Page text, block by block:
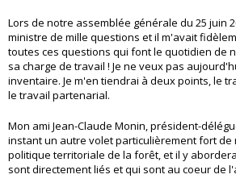
Lors de notre assemblée générale du 25 juin
ministre de mille questions et il m'avait
toutes ces questions qui font le quotidien de
sa charge de travail ! Je ne veux pas
inventaire. Je m'en tiendrai à deux points, le
le travail partenarial.
Mon ami Jean-Claude Monin, président-
instant un autre volet particulièrement fort de
politique territoriale de la forêt, et il y
sont directement liés et qui sont au coeur de